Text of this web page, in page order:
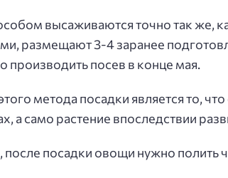
высаживаются точно так же,
размещают 3-4 заранее
производить посев в конце мая.
метода посадки является то,
а само растение впоследствии
посадки овощи нужно полить